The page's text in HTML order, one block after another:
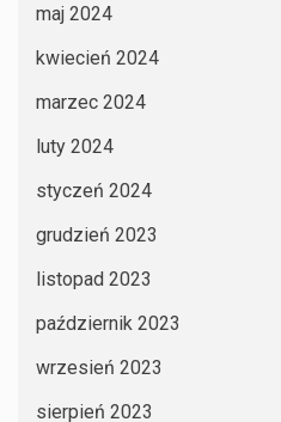
maj 2024
kwiecień 2024
marzec 2024
luty 2024
styczeń 2024
grudzień 2023
listopad 2023
październik 2023
wrzesień 2023
sierpień 2023